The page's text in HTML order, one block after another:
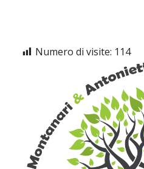
Numero di visite: 114